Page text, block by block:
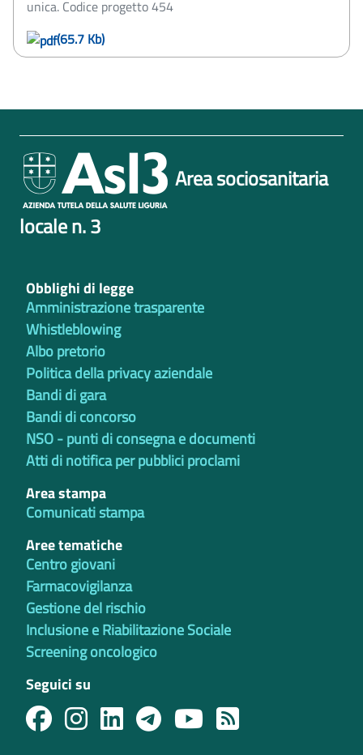
unica. Codice progetto 454
(65.7 Kb)
Area sociosanitaria
locale n. 3
Obblighi di legge
Amministrazione trasparente
Whistleblowing
Albo pretorio
Politica della privacy aziendale
Bandi di gara
Bandi di concorso
NSO - punti di consegna e documenti
Atti di notifica per pubblici proclami
Area stampa
Comunicati stampa
Aree tematiche
Centro giovani
Farmacovigilanza
Gestione del rischio
Inclusione e Riabilitazione Sociale
Screening oncologico
Seguici su